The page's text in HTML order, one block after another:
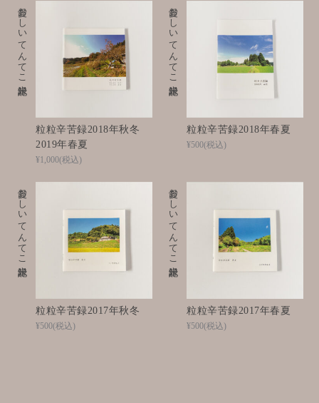
粒粒辛苦録2018年秋冬
2019年春夏
愛おしいてんてこ米記録
¥1,000(税込)
粒粒辛苦録2018年春夏
愛おしいてんてこ米記録
¥500(税込)
粒粒辛苦録2017年秋冬
愛おしいてんてこ米記録
¥500(税込)
粒粒辛苦録2017年春夏
愛おしいてんてこ米記録
¥500(税込)